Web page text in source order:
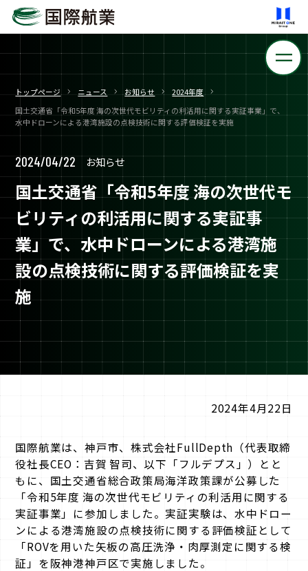
トップページ ニュース お知らせ
2024年度
国土交通省「令和5年度 海の次世代モビリティの利活用に関する実証事業」で、
水中ドローンによる港湾施設の点検技術に関する評価検証を実施
2024/04/22 お知らせ
国土交通省「令和5年度 海の次世代モ
ビリティの利活用に関する実証事
業」で、水中ドローンによる港湾施
設の点検技術に関する評価検証を実
施
2024年4月22日
国際航業は、神戸市、株式会社FullDepth（代表取締
役社長CEO：吉賀 智司、以下「フルデプス」）とと
もに、国土交通省総合政策局海洋政策課が公募した
「令和5年度 海の次世代モビリティの利活用に関する
実証事業」に参加しました。実証実験は、水中ドロー
ンによる港湾施設の点検技術に関する評価検証として
「ROVを用いた矢板の高圧洗浄・肉厚測定に関する検
証」を阪神港神戸区で実施しました。